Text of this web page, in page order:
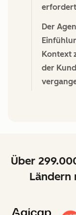
Der
Kontext
der
Über
Ländern